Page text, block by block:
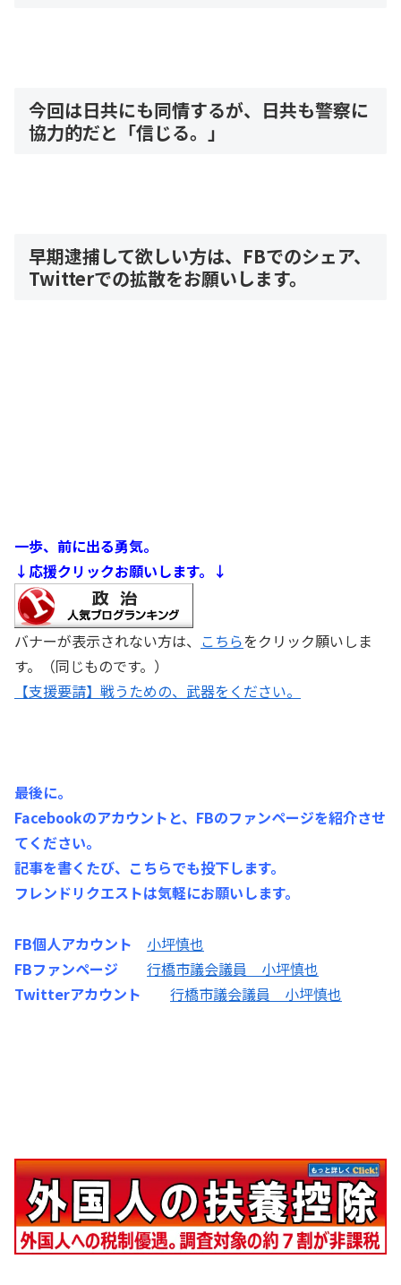
今回は日共にも同情するが、日共も警察に
協力的だと「信じる。」
早期逮捕して欲しい方は、FBでのシェア、
Twitterでの拡散をお願いします。
一歩、前に出る勇気。
↓応援クリックお願いします。↓
バナーが表示されない方は、 こちらをクリック願いしま
す。（同じものです。）
【支援要請】戦うための、武器をください。
最後に。
Facebookのアカウントと、FBのファンページを紹介させ
てください。
記事を書くたび、こちらでも投下します。
フレンドリクエストは気軽にお願いします。
FB個人アカウント
小坪慎也
FBファンページ
行橋市議会議員 小坪慎也
Twitterアカウント
行橋市議会議員 小坪慎也